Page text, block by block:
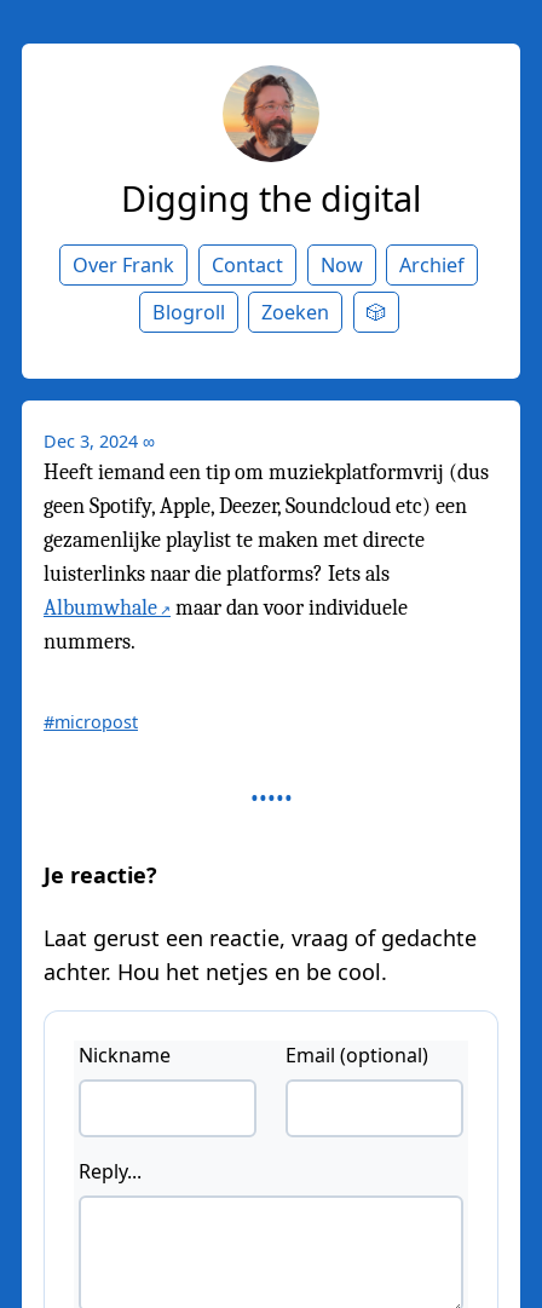
Digging the digital
Over Frank Contact Now
Archief
Blogroll
Zoeken 🎲
Dec 3, 2024 ∞
Heeft iemand een tip om muziekplatformvrij (dus
geen Spotify, Apple, Deezer, Soundcloud etc) een
gezamenlijke playlist te maken met directe
luisterlinks naar die platforms? Iets als
Albumwhale
maar dan voor individuele
nummers.
#micropost
Je reactie?
Laat gerust een reactie, vraag of gedachte
achter. Hou het netjes en be cool.